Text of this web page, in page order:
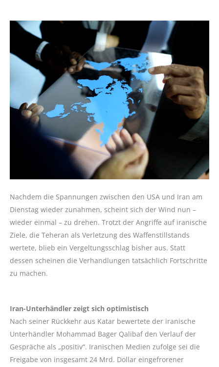
Nachdem die Spannungen zwischen den USA und Iran am
Dienstag wieder zunahmen, scheint sich der Wind nun –
wieder einmal – zu drehen. Trotzt der Angriffe auf iranische
Ziele, die Teheran als Verletzung des Waffenstillstands
wertete, blieb ein Vergeltungsschlag bisher aus. Statt
dessen scheinen die Verhandlungen tatsächlich Fortschritte
zu machen.
Iran-Unterhändler zeigt sich optimistisch
Nach seiner Rückkehr aus Katar bewertete der iranische
Unterhändler Mohammad Bager Qalibaf den Verlauf der
Gespräche als „positiv“. Iranischen Medien zufolge sei die
Freigabe von insgesamt 24 Mrd. Dollar eingefrorener